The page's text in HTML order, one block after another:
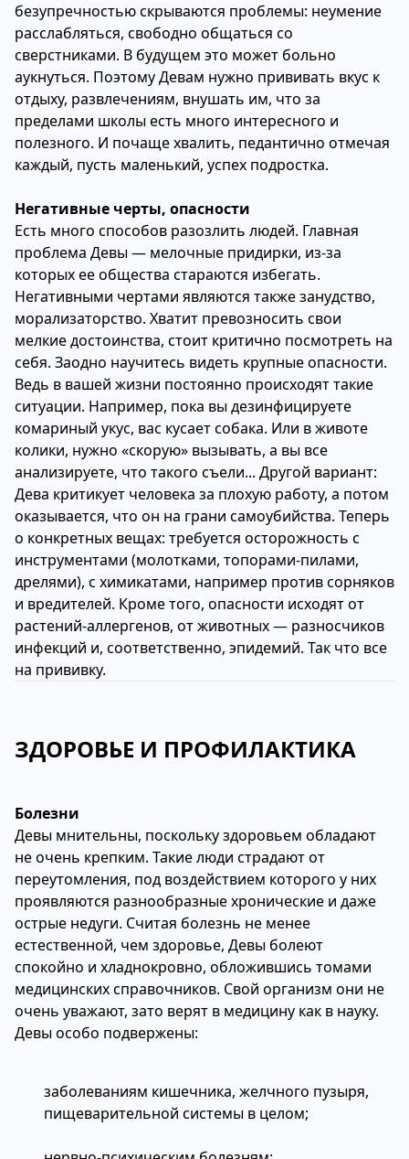
безупречностью скрываются проблемы: неумение
расслабляться, свободно общаться со
сверстниками. В будущем это может больно
аукнуться. Поэтому Девам нужно прививать вкус к
отдыху, развлечениям, внушать им, что за
пределами школы есть много интересного и
полезного. И почаще хвалить, педантично отмечая
каждый, пусть маленький, успех подростка.
Негативные черты, опасности
Есть много способов разозлить людей. Главная
проблема Девы — мелочные придирки, из-за
которых ее общества стараются избегать.
Негативными чертами являются также занудство,
морализаторство. Хватит превозносить свои
мелкие достоинства, стоит критично посмотреть на
себя. Заодно научитесь видеть крупные опасности.
Ведь в вашей жизни постоянно происходят такие
ситуации. Например, пока вы дезинфицируете
комариный укус, вас кусает собака. Или в животе
колики, нужно «скорую» вызывать, а вы все
анализируете, что такого съели... Другой вариант:
Дева критикует человека за плохую работу, а потом
оказывается, что он на грани самоубийства. Теперь
о конкретных вещах: требуется осторожность с
инструментами (молотками, топорами-пилами,
дрелями), с химикатами, например против сорняков
и вредителей. Кроме того, опасности исходят от
растений-аллергенов, от животных — разносчиков
инфекций и, соответственно, эпидемий. Так что все
на прививку.
ЗДОРОВЬЕ И ПРОФИЛАКТИКА
Болезни
Девы мнительны, поскольку здоровьем обладают
не очень крепким. Такие люди страдают от
переутомления, под воздействием которого у них
проявляются разнообразные хронические и даже
острые недуги. Считая болезнь не менее
естественной, чем здоровье, Девы болеют
спокойно и хладнокровно, обложившись томами
медицинских справочников. Свой организм они не
очень уважают, зато верят в медицину как в науку.
Девы особо подвержены:
заболеваниям кишечника, желчного пузыря,
пищеварительной системы в целом;